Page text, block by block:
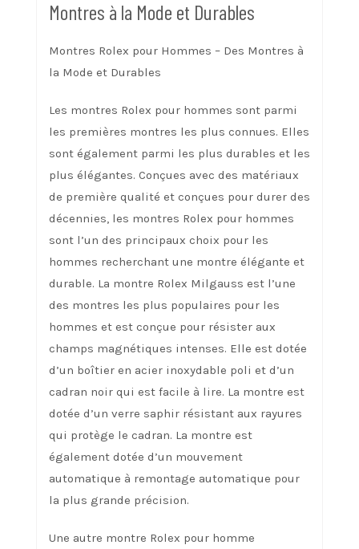
Montres à la Mode et Durables
Montres Rolex pour Hommes – Des Montres à
la Mode et Durables
Les montres Rolex pour hommes sont parmi
les premières montres les plus connues. Elles
sont également parmi les plus durables et les
plus élégantes. Conçues avec des matériaux
de première qualité et conçues pour durer des
décennies, les montres Rolex pour hommes
sont l’un des principaux choix pour les
hommes recherchant une montre élégante et
durable. La montre Rolex Milgauss est l’une
des montres les plus populaires pour les
hommes et est conçue pour résister aux
champs magnétiques intenses. Elle est dotée
d’un boîtier en acier inoxydable poli et d’un
cadran noir qui est facile à lire. La montre est
dotée d’un verre saphir résistant aux rayures
qui protège le cadran. La montre est
également dotée d’un mouvement
automatique à remontage automatique pour
la plus grande précision.
Une autre montre Rolex pour homme